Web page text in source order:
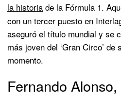
la historia de la Fórmula 1.
con un tercer puesto en
aseguró el título mundial y se
más joven del ‘Gran Circo’ de
momento.
Fernando